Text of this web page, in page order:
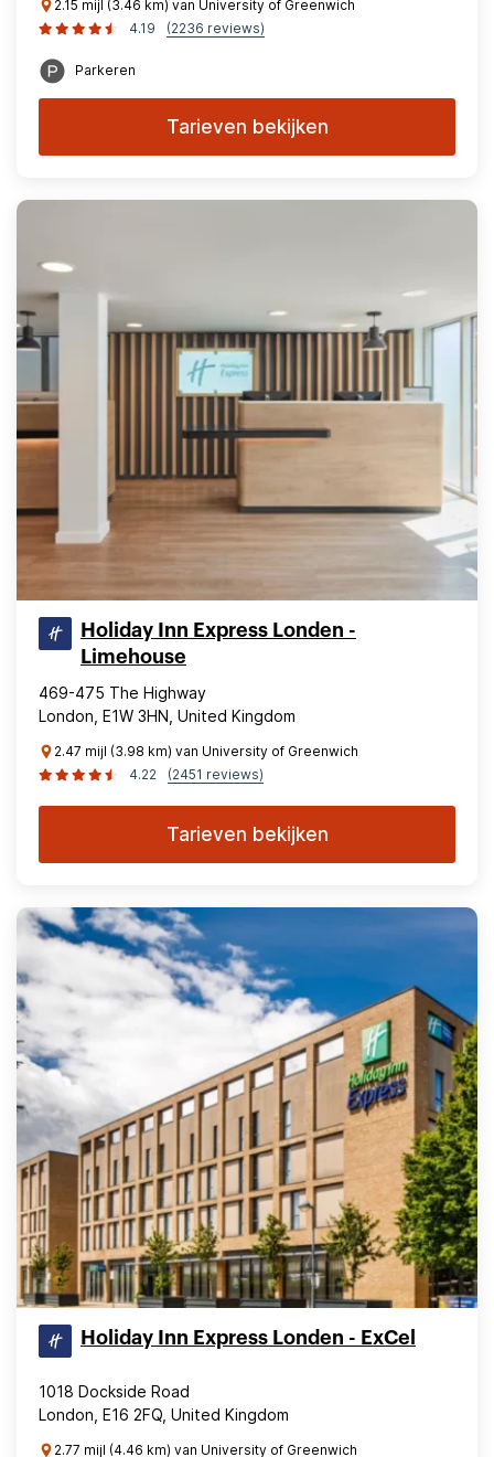
2.15 mijl (3.46 km) van University of Greenwich
4.19
(2236 reviews)
Parkeren
Tarieven bekijken
Holiday Inn Express Londen -
Limehouse
469-475 The Highway
London, E1W 3HN, United Kingdom
2.47 mijl (3.98 km) van University of Greenwich
4.22
(2451 reviews)
Tarieven bekijken
Holiday Inn Express Londen - ExCel
1018 Dockside Road
London, E16 2FQ, United Kingdom
2.77 mijl (4.46 km) van University of Greenwich